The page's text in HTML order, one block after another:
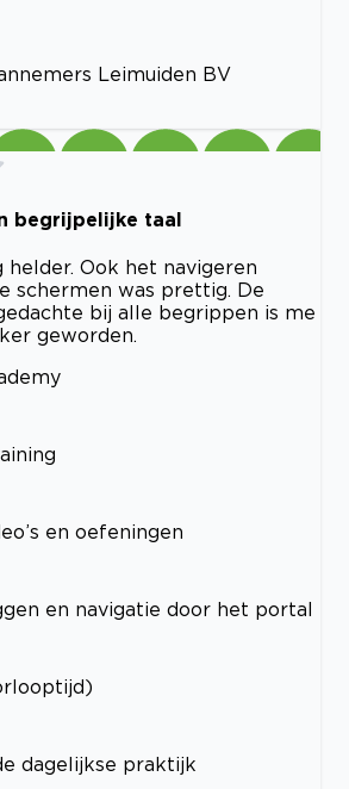
Leimuiden BV
begrijpelijke taal
helder. Ook het navigeren
schermen was prettig. De
bij alle begrippen is me
geworden.
en oefeningen
en navigatie door het portal
dagelijkse praktijk